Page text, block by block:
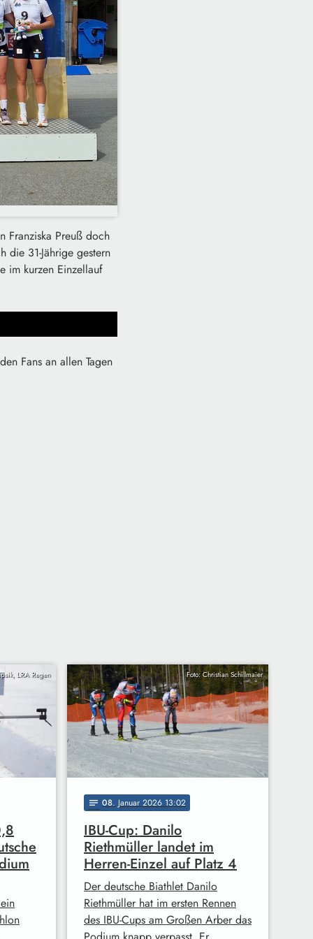
Franziska Preuß doch
die 31-Jährige gestern
im kurzen Einzellauf
Fans an allen Tagen
LRA Regen Foto: Christian Schillmaier
notes 08. Januar 2026 13:02
IBU-Cup: Danilo
Riethmüller landet im
Herren-Einzel auf Platz 4
Der deutsche Biathlet Danilo
Riethmüller hat im ersten Rennen
des IBU-Cups am Großen Arber das